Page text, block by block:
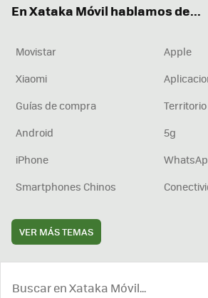
En Xataka Móvil hablamos de...
Movistar
Apple
Xiaomi
Guías de compra
Android
5g
iPhone
Smartphones Chinos
VER MÁS TEMAS